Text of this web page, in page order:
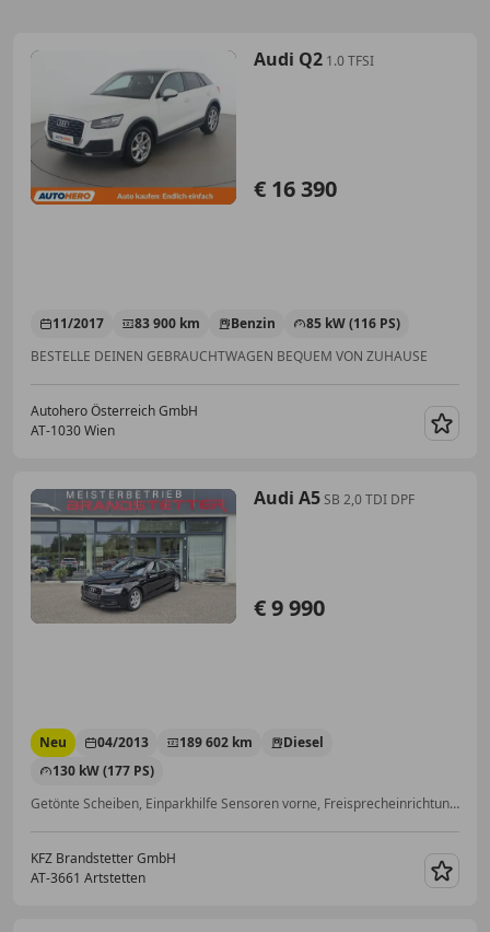
Audi Q2 1.0 TFSI
€ 16 390
11/2017 83 900 km Benzin
85 kW (116 PS)
BESTELLE DEINEN GEBRAUCHTWAGEN BEQUEM VON ZUHAUSE
Autohero Österreich GmbH
AT-1030 Wien
Audi A5SB 2,0 TDI DPF
€ 9 990
Neu 04/2013 189 602 km
Diesel
130 kW (177 PS)
Getönte Scheiben, Einparkhilfe Sensoren vorne, Freisprecheinrichtung, Xenonscheinwerfer, Alufelgen, Multifunktionslenkrad, Scheinwerferreinigung, Servolenkung
KFZ Brandstetter GmbH
AT-3661 Artstetten